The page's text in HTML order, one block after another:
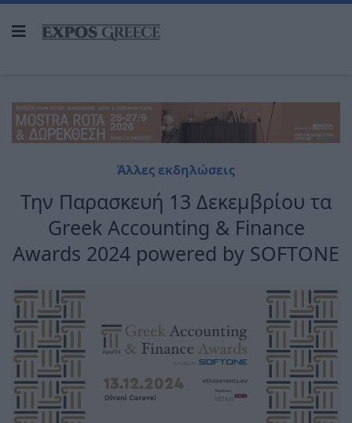
Άλλες εκδηλώσεις
Την Παρασκευή 13 Δεκεμβρίου τα
Greek Accounting & Finance
Awards 2024 powered by SOFTONE